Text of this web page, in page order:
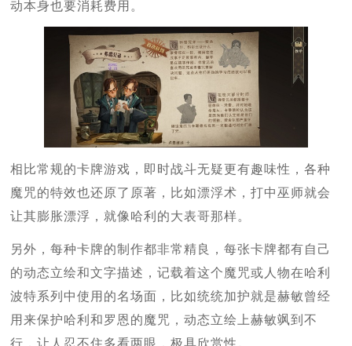
动本身也要消耗费用。
相比常规的卡牌游戏，即时战斗无疑更有趣味性，各种
魔咒的特效也还原了原著，比如漂浮术，打中巫师就会
让其膨胀漂浮，就像哈利的大表哥那样。
另外，每种卡牌的制作都非常精良，每张卡牌都有自己
的动态立绘和文字描述，记载着这个魔咒或人物在哈利
波特系列中使用的名场面，比如统统加护就是赫敏曾经
用来保护哈利和罗恩的魔咒，动态立绘上赫敏飒到不